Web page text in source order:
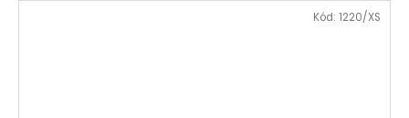
Kód: 1220/XS